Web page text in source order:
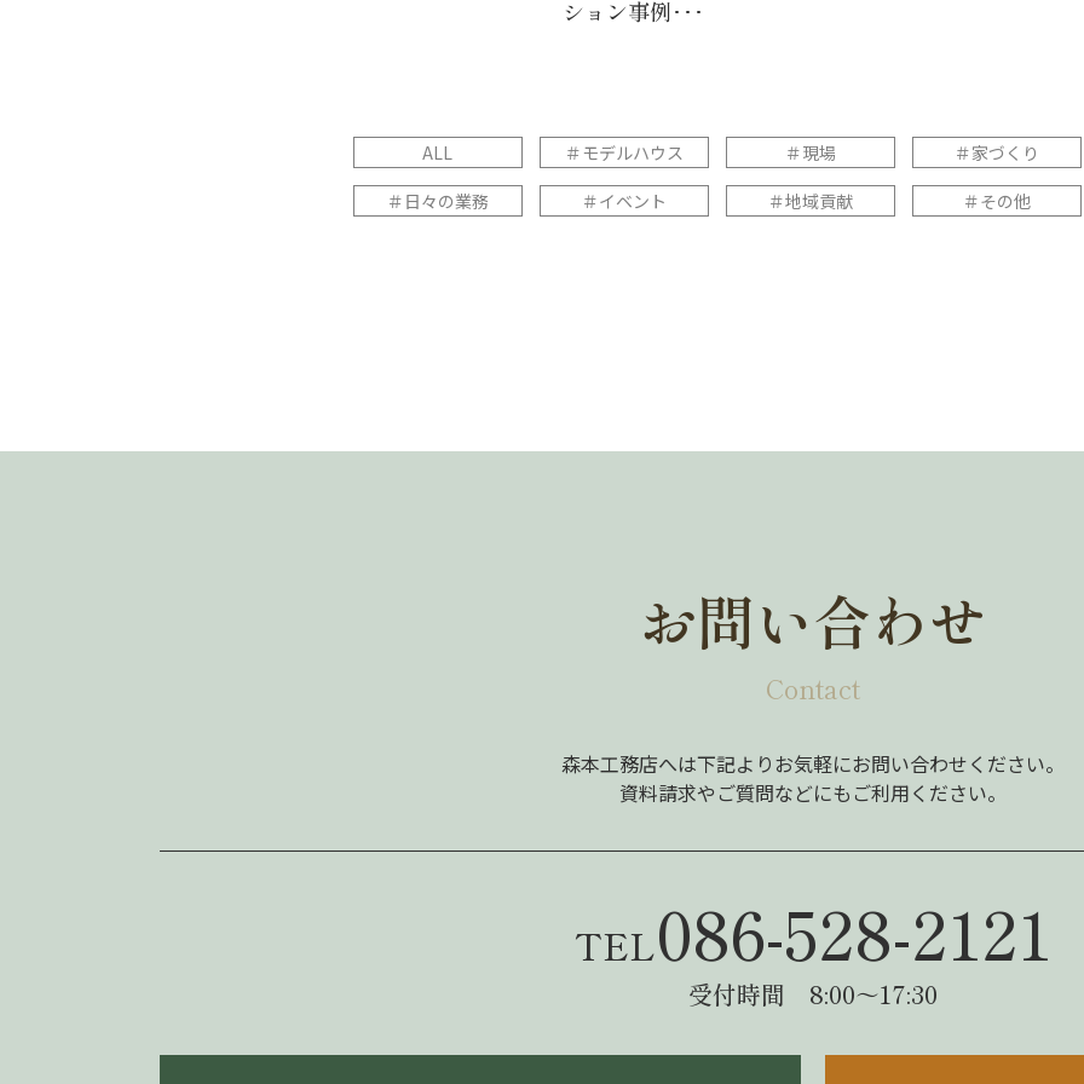
ション事例･･･
ALL ＃モデルハウス ＃現場 ＃家づくり
＃日々の業務
＃イベント ＃地域貢献 ＃その他
お問い合わせ
Contact
森本工務店へは下記よりお気軽にお問い合わせください。
資料請求やご質問などにもご利用ください。
TEL086-528-2121
受付時間 8:00～17:30